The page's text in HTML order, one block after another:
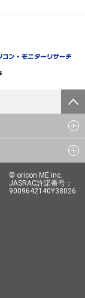
© oricon ME inc.
JASRAC許諾番号：
9009642140Y38026